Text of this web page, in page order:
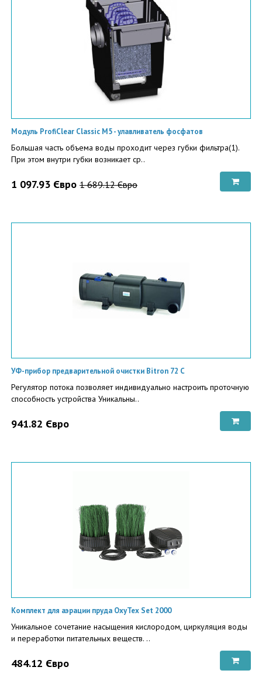
Модуль ProfiClear Classic M5 - улавливатель фосфатов
Большая часть объема воды проходит через губки фильтра(1).
При этом внутри губки возникает ср..
1 097.93 Євро 1 689.12 Євро
УФ-прибор предварительной очистки Bitron 72 С
Регулятор потока позволяет индивидуально настроить проточную
способность устройства Уникальны..
941.82 Євро
Комплект для аэрации пруда ОxyTex Set 2000
Уникальное сочетание насыщения кислородом, циркуляция воды
и переработки питательных веществ. ..
484.12 Євро